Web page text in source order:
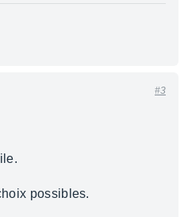
#3
possibles.